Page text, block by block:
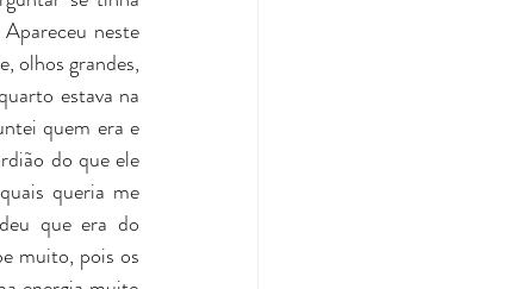
neste
olhos grandes,
estava na
quem era e
do que ele
queria me
que era do
muito, pois os